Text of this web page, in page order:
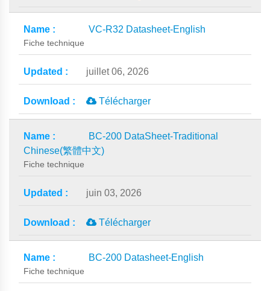
VC-R32 Datasheet-English
Fiche technique
juillet 06, 2026
Télécharger
BC-200 DataSheet-Traditional
Chinese(繁體中文)
Fiche technique
juin 03, 2026
Télécharger
BC-200 Datasheet-English
Fiche technique